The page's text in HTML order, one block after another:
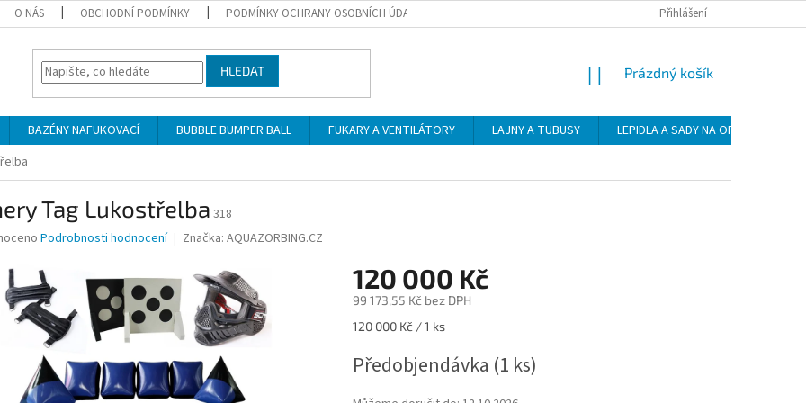
O NÁS OBCHODNÍ PODMÍNKY PODMÍNKY OCHRANY OSOBNÍCH ÚDAJŮ ZÁSADY VRÁCENÍ ZBOŽÍ
Přihlášení
HLEDAT
NÁKUPNÍ
Prázdný košík
BAZÉNY NAFUKOVACÍ BUBBLE BUMPER BALL FUKARY A VENTILÁTORY LAJNY A TUBUSY LEPIDLA A SADY NA OPRAVU
Tag Lukostřelba 318
Podrobnosti hodnocení Značka: AQUAZORBING.CZ
120 000 Kč
99 173,55 Kč bez DPH
Měrná
120 000 Kč / 1 ks
Předobjendávka (1 ks)